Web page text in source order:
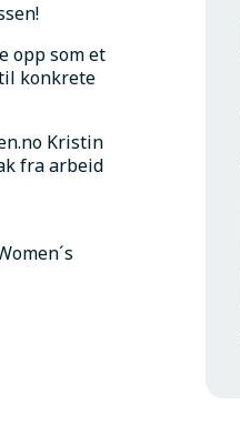
opp som et
konkrete
Kristin
fra arbeid